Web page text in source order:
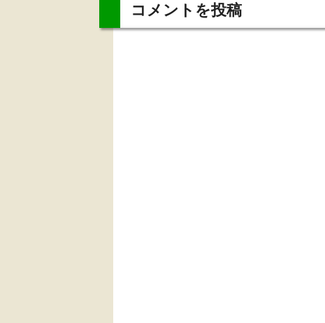
コメントを投稿